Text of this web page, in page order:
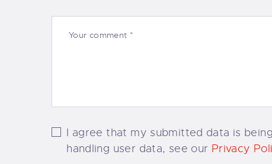
I agree that my submitted data is
handling user data, see our Privacy